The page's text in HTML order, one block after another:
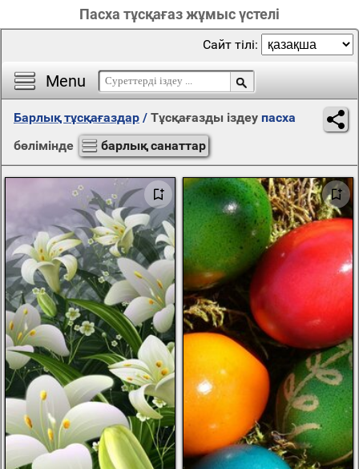
Пасха тұсқағаз жұмыс үстелі
Menu
Сайт тілі:
Барлық тұсқағаздар / Тұсқағазды іздеу пасха
бөлімінде
барлық санаттар